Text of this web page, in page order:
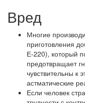
Вред
Многие
приготовления
Е-220), который
предотвращает
чувствительны к
астматические
Если человек